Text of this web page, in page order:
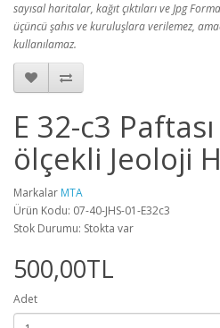
sayısal haritalar, kağıt çıktıları ve Jpg
üçüncü şahıs ve kuruluşlara verilemez,
kullanılamaz.
E 32-c3
ölçekli Jeoloji
Markalar MTA
Ürün Kodu: 07-40-JHS-01-E32c3
Stok Durumu: Stokta var
500,00TL
Adet